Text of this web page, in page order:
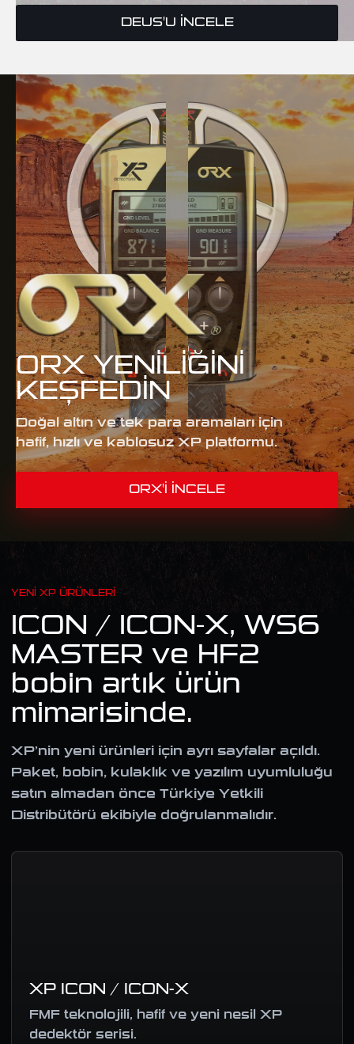
DEUS'U İNCELE
ORX YENILIĞINI
KEŞFEDIN
Doğal altın ve tek para aramaları için
hafif, hızlı ve kablosuz XP platformu.
ORX'I İNCELE
YENI XP ÜRÜNLERI
ICON / ICON-X, WS6
MASTER ve HF2
bobin artık ürün
mimarisinde.
XP’nin yeni ürünleri için ayrı sayfalar açıldı.
Paket, bobin, kulaklık ve yazılım uyumluluğu
satın almadan önce Türkiye Yetkili
Distribütörü ekibiyle doğrulanmalıdır.
XP ICON / ICON-X
FMF teknolojili, hafif ve yeni nesil XP
dedektör serisi.